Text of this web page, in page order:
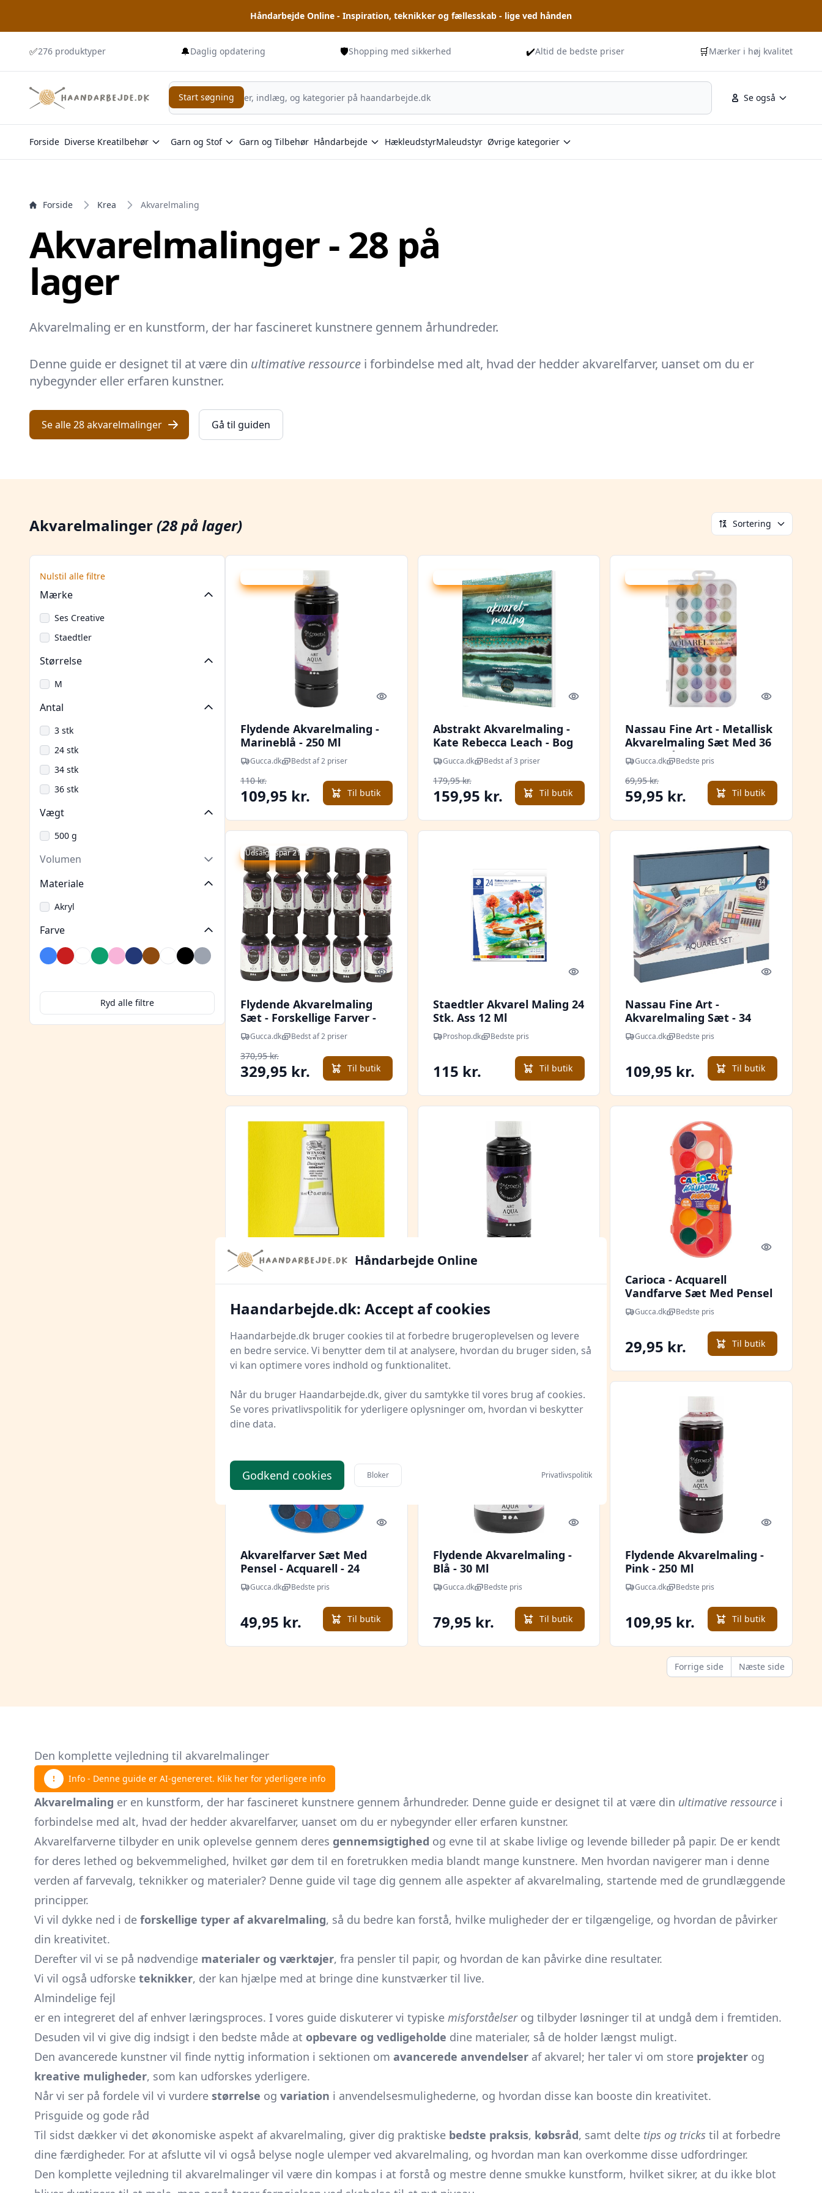
Håndarbejde Online - Inspiration, teknikker og fællesskab - lige ved hånden
✅276 produktyper 🔔Daglig opdatering 🛡️Shopping med sikkerhed ✔️Altid de bedste priser 🛒Mærker i høj kvalitet
Se også
Start søgning
Start søgning
Forside Diverse Kreatilbehør Garn og Stof Garn og Tilbehør Håndarbejde HækleudstyrMaleudstyr Øvrige kategorier
Forside Krea Akvarelmaling
Akvarelmalinger - 28 på
lager
Akvarelmaling er en kunstform, der har fascineret kunstnere gennem århundreder.
Denne guide er designet til at være din ultimative ressource i forbindelse med alt, hvad der hedder akvarelfarver, uanset om du er
nybegynder eller erfaren kunstner.
Se alle 28 akvarelmalinger Gå til guiden
Akvarelmalinger(28 på lager) Sortering
Nulstil alle filtre
Mærke
Ses Creative
Staedtler
Størrelse
M
Antal
3 stk
24 stk
34 stk
36 stk
Vægt
500 g
Volumen
Materiale
Akryl
Farve
Blå Bordeaux
BrunGrønLyserødMarineblå
Messing
NeonSortSølv
Ryd alle filtre
Udsalg - spar 10 %
Quick look
Flydende Akvarelmaling -
Marineblå - 250 Ml
Gucca.dk Bedst af 2 priser
110 kr.
109,95 kr. Til butik
Udsalg - spar 11 %
Quick look
Abstrakt Akvarelmaling -
Kate Rebecca Leach - Bog
Gucca.dk Bedst af 3 priser
179,95 kr.
159,95 kr. Til butik
Udsalg - spar 14 %
Quick look
Nassau Fine Art - Metallisk
Akvarelmaling Sæt Med 36
Farver På Palet
Gucca.dk Bedste pris
69,95 kr.
59,95 kr. Til butik
Udsalg - spar 21 %
Quick look
Flydende Akvarelmaling
Sæt - Forskellige Farver -
10x30 Ml
Gucca.dk Bedst af 2 priser
370,95 kr.
329,95 kr. Til butik
Quick look
Staedtler Akvarel Maling 24
Stk. Ass 12 Ml
Proshop.dk Bedste pris
115 kr. Til butik
Quick look
Nassau Fine Art -
Akvarelmaling Sæt - 34
Dele
Gucca.dk Bedste pris
109,95 kr. Til butik
Green 14 Ml
Gucca.dk Bedste pris
39,95 kr. Til butik
Gucca.dk Bedste pris
109,95 kr. Til butik
Quick look
Carioca - Acquarell
Vandfarve Sæt Med Pensel
- Neon - 12 Farver
Gucca.dk Bedste pris
29,95 kr. Til butik
Quick look
Akvarelfarver Sæt Med
Pensel - Acquarell - 24
Farver - Carioca
Gucca.dk Bedste pris
49,95 kr. Til butik
Quick look
Flydende Akvarelmaling -
Blå - 30 Ml
Gucca.dk Bedste pris
79,95 kr. Til butik
Quick look
Flydende Akvarelmaling -
Pink - 250 Ml
Gucca.dk Bedste pris
109,95 kr. Til butik
Forrige side Næste side
Den komplette vejledning til akvarelmalinger
Info - Denne guide er AI-genereret. Klik her for yderligere info
Akvarelmaling er en kunstform, der har fascineret kunstnere gennem århundreder. Denne guide er designet til at være din ultimative ressource i
forbindelse med alt, hvad der hedder akvarelfarver, uanset om du er nybegynder eller erfaren kunstner.
Akvarelfarverne tilbyder en unik oplevelse gennem deres gennemsigtighed og evne til at skabe livlige og levende billeder på papir. De er kendt
for deres lethed og bekvemmelighed, hvilket gør dem til en foretrukken media blandt mange kunstnere. Men hvordan navigerer man i denne
verden af farvevalg, teknikker og materialer? Denne guide vil tage dig gennem alle aspekter af akvarelmaling, startende med de grundlæggende
principper.
Vi vil dykke ned i de forskellige typer af akvarelmaling, så du bedre kan forstå, hvilke muligheder der er tilgængelige, og hvordan de påvirker
din kreativitet.
Derefter vil vi se på nødvendige materialer og værktøjer, fra pensler til papir, og hvordan de kan påvirke dine resultater.
Vi vil også udforske teknikker, der kan hjælpe med at bringe dine kunstværker til live.
Almindelige fejl
er en integreret del af enhver læringsproces. I vores guide diskuterer vi typiske misforståelserog tilbyder løsninger til at undgå dem i fremtiden.
Desuden vil vi give dig indsigt i den bedste måde at opbevare og vedligeholde dine materialer, så de holder længst muligt.
Den avancerede kunstner vil finde nyttig information i sektionen om avancerede anvendelser af akvarel; her taler vi om store projekter og
kreative muligheder, som kan udforskes yderligere.
Når vi ser på fordele vil vi vurdere størrelse og variation i anvendelsesmulighederne, og hvordan disse kan booste din kreativitet.
Prisguide og gode råd
Til sidst dækker vi det økonomiske aspekt af akvarelmaling, giver dig praktiske bedste praksis, købsråd, samt delte tips og tricks til at forbedre
dine færdigheder. For at afslutte vil vi også belyse nogle ulemper ved akvarelmaling, og hvordan man kan overkomme disse udfordringer.
Den komplette vejledning til akvarelmalinger vil være din kompas i at forstå og mestre denne smukke kunstform, hvilket sikrer, at du ikke blot
Håndarbejde Online
Haandarbejde.dk: Accept af cookies
Haandarbejde.dk bruger cookies til at forbedre brugeroplevelsen og levere
en bedre service. Vi benytter dem til at analysere, hvordan du bruger siden, så
vi kan optimere vores indhold og funktionalitet.
Når du bruger Haandarbejde.dk, giver du samtykke til vores brug af cookies.
Se vores privatlivspolitik for yderligere oplysninger om, hvordan vi beskytter
dine data.
Godkend cookies Bloker Privatlivspolitik